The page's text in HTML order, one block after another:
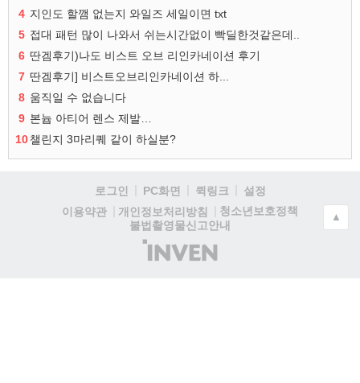
4 지인도 할깸 없는지 와일즈 세일이면 txt
5 접대 패턴 많이 나와서 쉬는시간없이 빡딜한것같은데..
6 딴겜후기)나도 비스트 오브 리인카네이션 후기
7 딴겜후기] 비스트오브리인카네이션 하...
8 움직일 수 없습니다
9 본늅 아티어 렌스 제발…
10챌린지 3마리퀘 같이 하실분?
로그인 PC화면 퀵링크
설정
이용약관
개인정보처리방침
청소년보호정책
불법촬영물신고안내
(주)
인
▲